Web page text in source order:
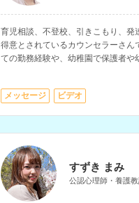
育児相談、不登校、引きこもり、
得意とされているカウンセラーさん
ての勤務経験や、幼稚園で保護者
ウンセラー、スクールカウンセラ
メッセージ ビデオ
すずき まみ
公認心理師・養護